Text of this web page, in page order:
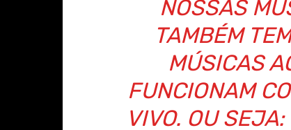
NOSSAS
TAMBÉM
MÚSICAS
FUNCIONAM
VIVO. OU